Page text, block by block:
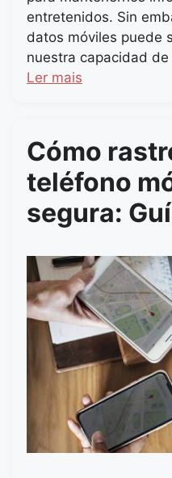
entretenidos. Sin
datos móviles puede
nuestra capacidad
Ler mais
Cómo
teléfono
segura: